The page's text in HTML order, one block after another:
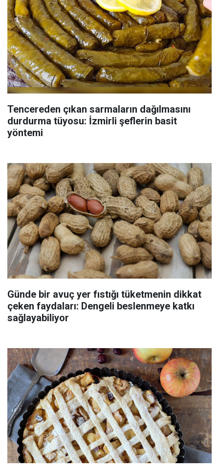
Tencereden çıkan sarmaların dağılmasını
durdurma tüyosu: İzmirli şeflerin basit
yöntemi
Günde bir avuç yer fıstığı tüketmenin dikkat
çeken faydaları: Dengeli beslenmeye katkı
sağlayabiliyor